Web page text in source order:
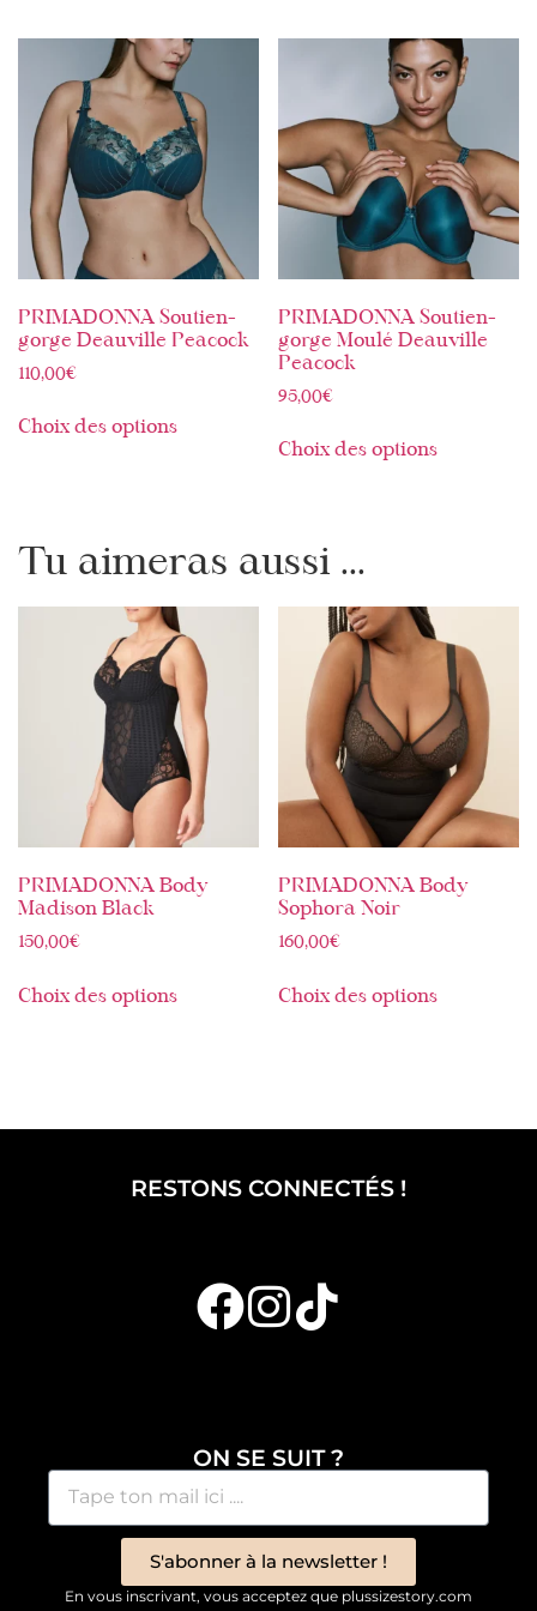
PRIMADONNA Soutien-
gorge Deauville Peacock
110,00€
Choix des options
PRIMADONNA Soutien-
gorge Moulé Deauville
Peacock
95,00€
Choix des options
Tu aimeras aussi ...
PRIMADONNA Body
Madison Black
150,00€
Choix des options
PRIMADONNA Body
Sophora Noir
160,00€
Choix des options
RESTONS CONNECTÉS !
ON SE SUIT ?
S'abonner à la newsletter !
En vous inscrivant, vous acceptez que plussizestory.com